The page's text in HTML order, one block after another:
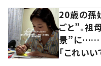
20歳の孫
ごと”。祖
景”に……「
「これいい